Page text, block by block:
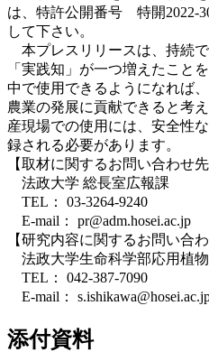
は、特許公開番号 特開2022-
して下さい。
本プレスリリースは、持続
「実践知」が一つ増えたこと
中で使用できるようになれば
農業の発展に貢献できると考
産現場での使用には、安全性
録される必要があります。
【取材に関するお問い合わせ先
法政大学 総長室広報課
TEL： 03-3264-9240
E-mail： pr@adm.hosei.ac.jp
【研究内容に関するお問い合わ
法政大学生命科学部応用植
TEL： 042-387-7090
E-mail：
添付資料